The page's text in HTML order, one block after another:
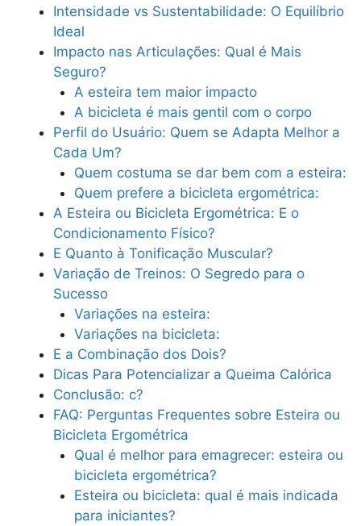
Intensidade vs Sustentabilidade: O Equilíbrio
Ideal
Impacto nas Articulações: Qual é Mais
Seguro?
A esteira tem maior impacto
A bicicleta é mais gentil com o corpo
Perfil do Usuário: Quem se Adapta Melhor a
Cada Um?
Quem costuma se dar bem com a esteira:
Quem prefere a bicicleta ergométrica:
A Esteira ou Bicicleta Ergométrica: E o
Condicionamento Físico?
E Quanto à Tonificação Muscular?
Variação de Treinos: O Segredo para o
Sucesso
Variações na esteira:
Variações na bicicleta:
E a Combinação dos Dois?
Dicas Para Potencializar a Queima Calórica
Conclusão: c?
FAQ: Perguntas Frequentes sobre Esteira ou
Bicicleta Ergométrica
Qual é melhor para emagrecer: esteira ou
bicicleta ergométrica?
Esteira ou bicicleta: qual é mais indicada
para iniciantes?